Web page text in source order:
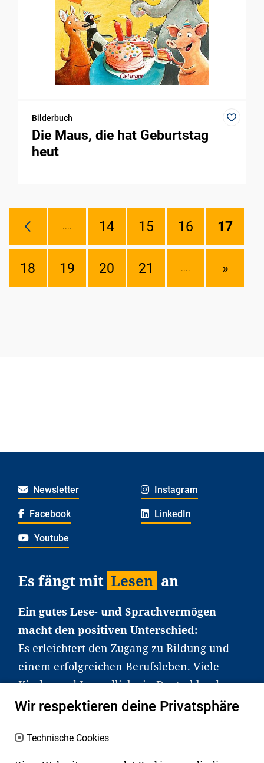
Bilderbuch
Die Maus, die hat Geburtstag
heut
.... 14 15 16 17
18 19 20 21 .... »
Newsletter Instagram
Facebook LinkedIn
Youtube
Es fängt mit Lesen an
Ein gutes Lese- und Sprachvermögen
macht den positiven Unterschied:
Es erleichtert den Zugang zu Bildung und
einem erfolgreichen Berufsleben. Viele
Kinder und Jugendliche in Deutschland
haben aber große Schwierigkeiten dabei.
an Familien sowie an Erzieher*innen,
Lehrer*innen und andere
Wir respektieren deine Privatsphäre
Technische Cookies